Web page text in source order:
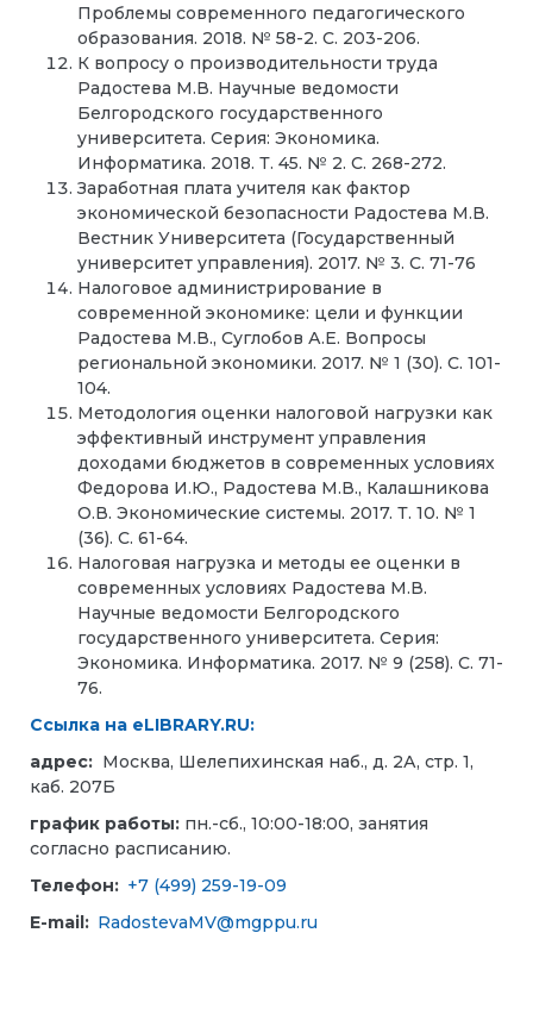
Проблемы современного педагогического
образования. 2018. № 58-2. С. 203-206.
К вопросу о производительности труда
Радостева М.В. Научные ведомости
Белгородского государственного
университета. Серия: Экономика.
Информатика. 2018. Т. 45. № 2. С. 268-272.
Заработная плата учителя как фактор
экономической безопасности Радостева М.В.
Вестник Университета (Государственный
университет управления). 2017. № 3. С. 71-76
Налоговое администрирование в
современной экономике: цели и функции
Радостева М.В., Суглобов А.Е. Вопросы
региональной экономики. 2017. № 1 (30). С. 101-
104.
Методология оценки налоговой нагрузки как
эффективный инструмент управления
доходами бюджетов в современных условиях
Федорова И.Ю., Радостева М.В., Калашникова
О.В. Экономические системы. 2017. Т. 10. № 1
(36). С. 61-64.
Налоговая нагрузка и методы ее оценки в
современных условиях Радостева М.В.
Научные ведомости Белгородского
государственного университета. Серия:
Экономика. Информатика. 2017. № 9 (258). С. 71-
76.
Ссылка на eLIBRARY.RU:
адрес: Москва, Шелепихинская наб., д. 2А, стр. 1,
каб. 207Б
график работы: пн.-сб., 10:00-18:00, занятия
согласно расписанию.
Телефон: +7 (499) 259-19-09
E-mail: RadostevaMV@mgppu.ru